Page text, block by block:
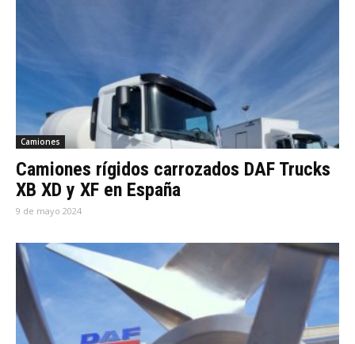
Camiones
Camiones rígidos carrozados DAF Trucks
XB XD y XF en España
9 de mayo 2024